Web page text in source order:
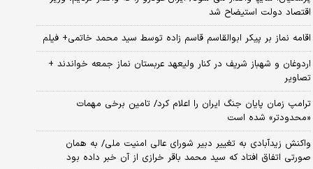
اقتصاد دولت استیضاح شد
اقامه نماز بر پیکر ابوالقاسم قاسم زاده توسط سید محمد خاتمی+ فیلم
اردوغان و شهباز شریف در کنار ولیعهد عربستان نماز جمعه خواندند +
تصاویر
ترامپ زمان پایان جنگ ایران را اعلام کرد/ تامین برخی مهمات
«محدودتر» شده است
واکنش زیدآبادی به تغییر دبیر شورای عالی امنیت ملی/ به همان
صورتی اتفاق افتاد که سید محمد باقر خرازی از آن خبر داده بود